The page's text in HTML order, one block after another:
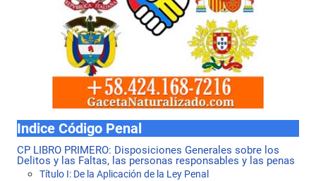
Indice Código Penal
CP LIBRO PRIMERO: Disposiciones Generales sobre los
Delitos y las Faltas, las personas responsables y las penas
Título I: De la Aplicación de la Ley Penal